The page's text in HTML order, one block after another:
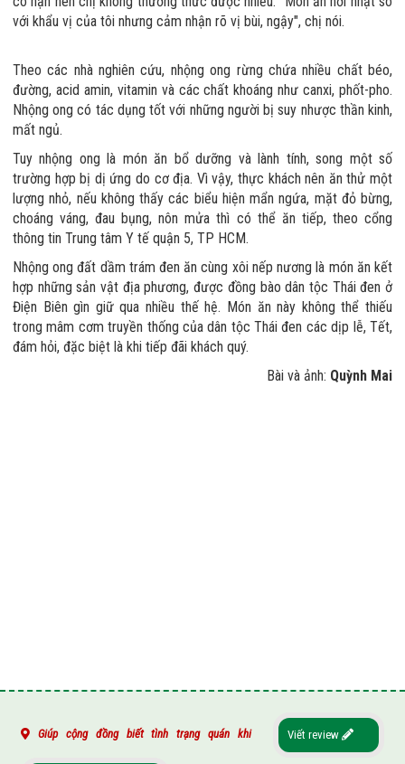
với khẩu vị của tôi nhưng cảm nhận rõ vị bùi, ngậy", chị nói.
Theo các nhà nghiên cứu, nhộng ong rừng chứa nhiều chất béo,
đường, acid amin, vitamin và các chất khoáng như canxi, phốt-pho.
Nhộng ong có tác dụng tốt với những người bị suy nhược thần kinh,
mất ngủ.
Tuy nhộng ong là món ăn bổ dưỡng và lành tính, song một số
trường hợp bị dị ứng do cơ địa. Vì vậy, thực khách nên ăn thử một
lượng nhỏ, nếu không thấy các biểu hiện mẩn ngứa, mặt đỏ bừng,
choáng váng, đau bụng, nôn mửa thì có thể ăn tiếp, theo cổng
thông tin Trung tâm Y tế quận 5, TP HCM.
Nhộng ong đất dầm trám đen ăn cùng xôi nếp nương là món ăn kết
hợp những sản vật địa phương, được đồng bào dân tộc Thái đen ở
Điện Biên gìn giữ qua nhiều thế hệ. Món ăn này không thể thiếu
trong mâm cơm truyền thống của dân tộc Thái đen các dịp lễ, Tết,
đám hỏi, đặc biệt là khi tiếp đãi khách quý.
Bài và ảnh: Quỳnh Mai
Giúp cộng đồng biết tình trạng quán khi Viết review